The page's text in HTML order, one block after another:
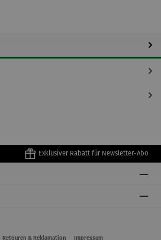
Exklusiver Rabatt für Newsletter-Abo
Retouren & Reklamation Impressum